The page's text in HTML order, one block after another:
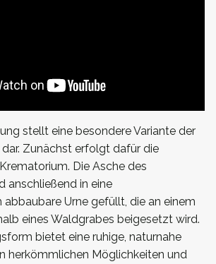
stellt eine besondere Variante der
Zunächst erfolgt dafür die
Die Asche des
anschließend in eine
Urne gefüllt, die an einem
eines Waldgrabes beigesetzt wird.
bietet eine ruhige, naturnahe
herkömmlichen Möglichkeiten und